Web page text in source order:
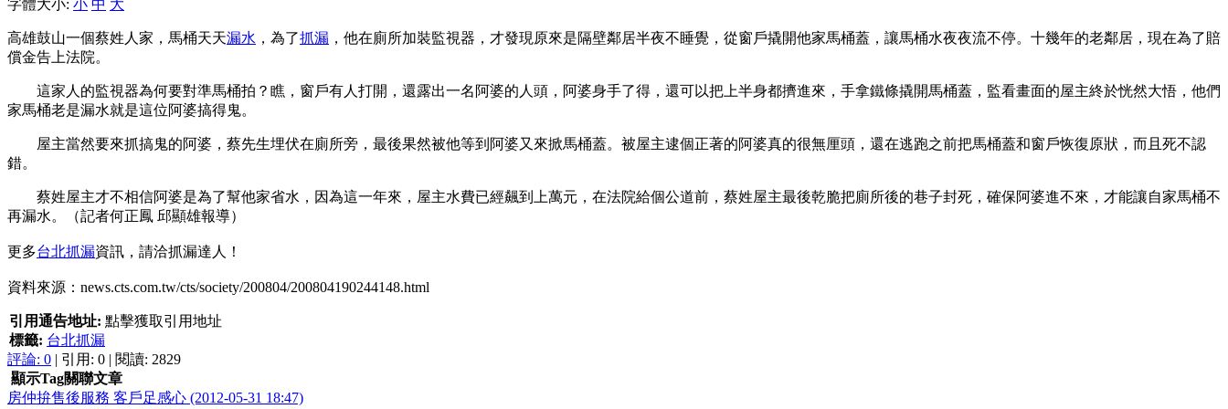
字體大小: 小 中 大
高雄鼓山一個蔡姓人家，馬桶天天漏水 ，為了抓漏 ，他在廁所加裝監視器，才發現原來是隔壁鄰居半夜不睡覺，從窗戶撬開他家馬桶蓋，讓馬桶水夜夜流不停。十幾年的老鄰居，現在為了賠
償金告上法院。
這家人的監視器為何要對準馬桶拍？瞧，窗戶有人打開，還露出一名阿婆的人頭，阿婆身手了得，還可以把上半身都擠進來，手拿鐵條撬開馬桶蓋，監看畫面的屋主終於恍然大悟，他們
家馬桶老是漏水就是這位阿婆搞得鬼。
屋主當然要來抓搞鬼的阿婆，蔡先生埋伏在廁所旁，最後果然被他等到阿婆又來掀馬桶蓋。被屋主逮個正著的阿婆真的很無厘頭，還在逃跑之前把馬桶蓋和窗戶恢復原狀，而且死不認
錯。
蔡姓屋主才不相信阿婆是為了幫他家省水，因為這一年來，屋主水費已經飆到上萬元，在法院給個公道前，蔡姓屋主最後乾脆把廁所後的巷子封死，確保阿婆進不來，才能讓自家馬桶不
再漏水。（記者何正鳳 邱顯雄報導）
更多台北抓漏資訊，請洽抓漏達人！
資料來源：news.cts.com.tw/cts/society/200804/200804190244148.html
引用通告地址: 點擊獲取引用地址
標籤: 台北抓漏
評論: 0 | 引用: 0 | 閱讀: 2829
顯示Tag關聯文章
房仲拚售後服務 客戶足感心 (2012-05-31 18:47)